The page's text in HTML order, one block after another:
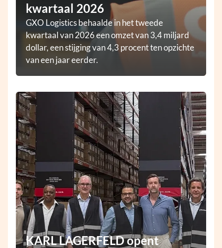
kwartaal 2026
GXO Logistics behaalde in het tweede
kwartaal van 2026 een omzet van 3,4 miljard
dollar, een stijging van 4,3 procent ten opzichte
van een jaar eerder.
KARL LAGERFELD opent